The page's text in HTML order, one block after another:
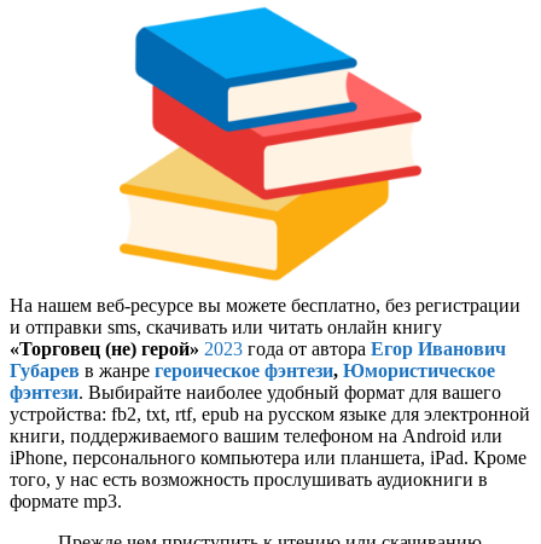
На нашем веб-ресурсе вы можете бесплатно, без регистрации
и отправки sms, скачивать или читать онлайн книгу
«Торговец (не) герой» 2023 года от автора Егор Иванович
Губарев в жанре героическое фэнтези, Юмористическое
фэнтези. Выбирайте наиболее удобный формат для вашего
устройства: fb2, txt, rtf, epub на русском языке для электронной
книги, поддерживаемого вашим телефоном на Android или
iPhone, персонального компьютера или планшета, iPad. Кроме
того, у нас есть возможность прослушивать аудиокниги в
формате mp3.